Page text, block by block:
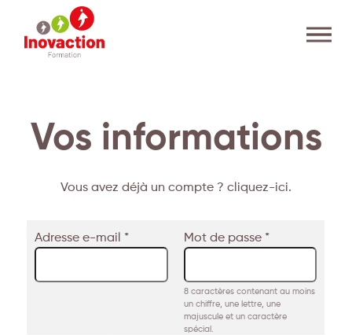
Vos informations
Vous avez déjà un compte ? cliquez-ici.
Adresse e-mail * Mot de passe *
8 caractères contenant au moins
un chiffre, une lettre, une
majuscule et un caractère
spécial.